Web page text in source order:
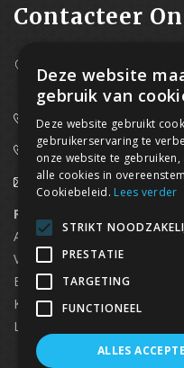
Contacteer
Westpoort 37B,
2070 Zwijndrecht
0800/61 667 (24/7
03/369.60.29
info@waterdicht-
Regionaal contact
Antwerpen
Vlaams Brabant & Brussel
Brugge
Kortrijk
Limburg
Deze website
gebruik van
Deze website gebruikt
gebruikerservaring te
onze website te
alle cookies in
Cookiebeleid. Lees verder
STRIKT
PRESTATIE
TARGETING
FUNCTIONEEL
ALLES